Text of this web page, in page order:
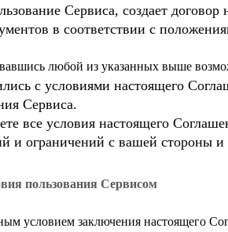
Сервиса, создает
в соответствии с
с условиями настоящего
Сервиса.
все условия настоящего
и ограничений с вашей стороны и
пользования Сервисом
условием заключения настоящего